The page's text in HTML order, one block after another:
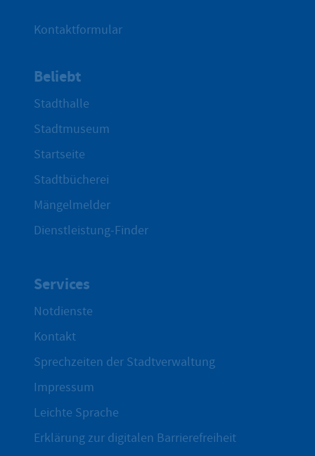
Kontaktformular
Beliebt
Stadthalle
Stadtmuseum
Startseite
Stadtbücherei
Mängelmelder
Dienstleistung-Finder
Services
Notdienste
Kontakt
Sprechzeiten der Stadtverwaltung
Impressum
Leichte Sprache
Erklärung zur digitalen Barrierefreiheit